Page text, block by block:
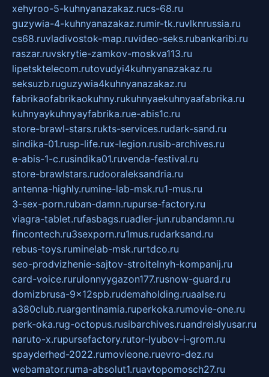
xehyroo-5-kuhnyanazakaz.rucs-68.ru
guzywia-4-kuhnyanazakaz.rumir-tk.ruvlknrussia.ru
cs68.ruvladivostok-map.ruvideo-seks.rubankaribi.ru
raszar.ruvskrytie-zamkov-moskva113.ru
lipetsktelecom.rutovudyi4kuhnyanazakaz.ru
seksuzb.ruguzywia4kuhnyanazakaz.ru
fabrikaofabrikaokuhny.rukuhnyaekuhnyaafabrika.ru
kuhnyaykuhnyayfabrika.rue-abis1c.ru
store-brawl-stars.rukts-services.rudark-sand.ru
sindika-01.rusp-life.rux-legion.rusib-archives.ru
e-abis-1-c.rusindika01.ruvenda-festival.ru
store-brawlstars.rudooraleksandria.ru
antenna-highly.rumine-lab-msk.ru1-mus.ru
3-sex-porn.ruban-damn.rupurse-factory.ru
viagra-tablet.rufasbags.ruadler-jun.rubandamn.ru
fincontech.ru3sexporn.ru1mus.rudarksand.ru
rebus-toys.ruminelab-msk.rurtdco.ru
seo-prodvizhenie-sajtov-stroitelnyh-kompanij.ru
card-voice.rurulonnyygazon177.rusnow-guard.ru
domizbrusa-9x12spb.rudemaholding.ruaalse.ru
a380club.ruargentinamia.ruperkoka.rumovie-one.ru
perk-oka.rug-octopus.rusibarchives.ruandreislyusar.ru
naruto-x.rupursefactory.rutor-lyubov-i-grom.ru
spayderhed-2022.rumovieone.ruevro-dez.ru
webamator.ruma-absolut1.ruavtopomosch27.ru